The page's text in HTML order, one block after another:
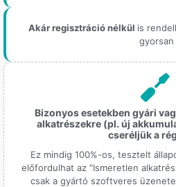
Akár regisztráció nélkül is
gyorsan
Bizonyos esetekben gyári
alkatrészekre (pl. új
cseréljük a
Ez mindig 100%-os, tesztelt
előfordulhat az "Ismeretlen
csak a gyártó szoftveres